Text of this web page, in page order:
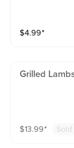
$4.99⁺
Grilled
$13.99⁺